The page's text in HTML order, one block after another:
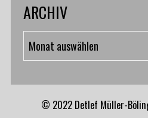
ARCHIV
Archiv
© 2022 Detlef Müller-